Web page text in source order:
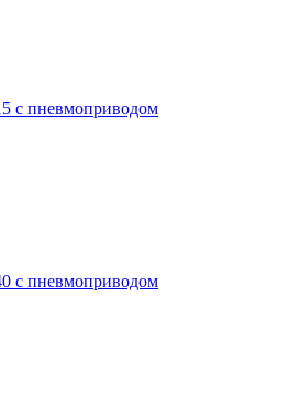
с пневмоприводом
с пневмоприводом